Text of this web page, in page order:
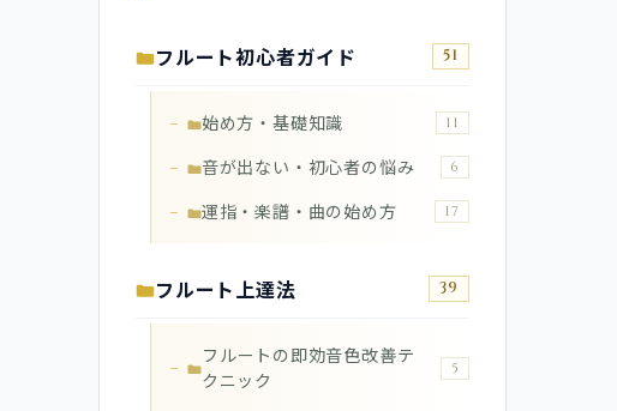
フルート初心者ガイド 51
始め方・基礎知識 11
音が出ない・初心者の悩み 6
運指・楽譜・曲の始め方 17
フルート上達法 39
フルートの即効音色改善テ
クニック
5